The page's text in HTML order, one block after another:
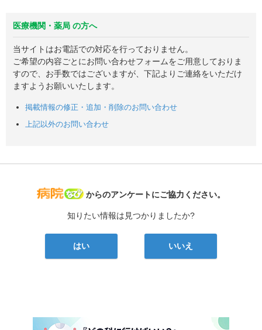
医療機関・薬局 の方へ
当サイトはお電話での対応を行っておりません。
ご希望の内容ごとにお問い合わせフォームをご用意しておりま
すので、お手数ではございますが、下記よりご連絡をいただけ
ますようお願いいたします。
掲載情報の修正・追加・削除のお問い合わせ
上記以外のお問い合わせ
病院なび
からのアンケートにご協力ください。
知りたい情報は見つかりましたか?
はい いいえ